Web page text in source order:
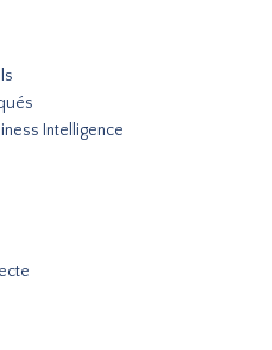
Intelligence